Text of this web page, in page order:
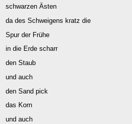
schwarzen Ästen
da des Schweigens kratz die
Spur der Frühe
in die Erde scharr
den Staub
und auch
den Sand pick
das Korn
und auch